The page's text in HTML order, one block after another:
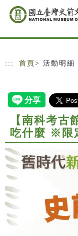
跳到主要內容
網站導覽
::: 首頁 > 活動明細
【南科考古
吃什麼 ※限